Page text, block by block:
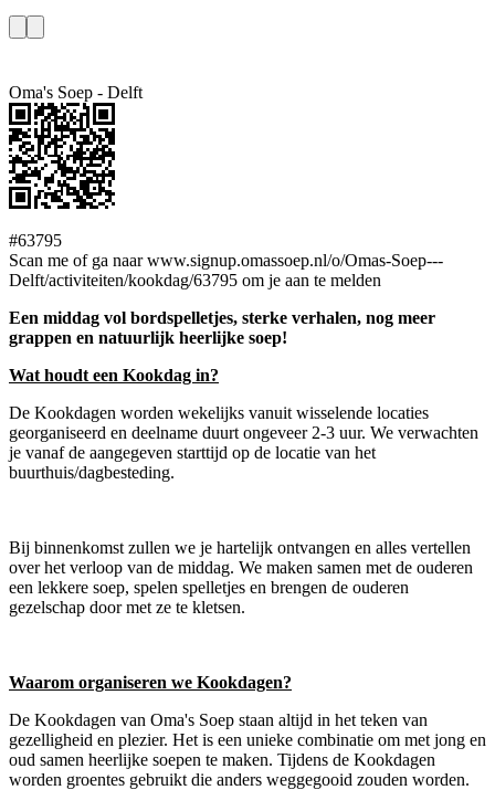
Oma's Soep - Delft
#63795
Scan me of ga naar www.signup.omassoep.nl/o/Omas-Soep---
Delft/activiteiten/kookdag/63795 om je aan te melden
Een middag vol bordspelletjes, sterke verhalen, nog meer
grappen en natuurlijk heerlijke soep!
Wat houdt een Kookdag in?
De Kookdagen worden wekelijks vanuit wisselende locaties
georganiseerd en deelname duurt ongeveer 2-3 uur. We verwachten
je vanaf de aangegeven starttijd op de locatie van het
buurthuis/dagbesteding.
Bij binnenkomst zullen we je hartelijk ontvangen en alles vertellen
over het verloop van de middag. We maken samen met de ouderen
een lekkere soep, spelen spelletjes en brengen de ouderen
gezelschap door met ze te kletsen.
Waarom organiseren we Kookdagen?
De Kookdagen van Oma's Soep staan altijd in het teken van
gezelligheid en plezier. Het is een unieke combinatie om met jong en
oud samen heerlijke soepen te maken. Tijdens de Kookdagen
worden groentes gebruikt die anders weggegooid zouden worden.